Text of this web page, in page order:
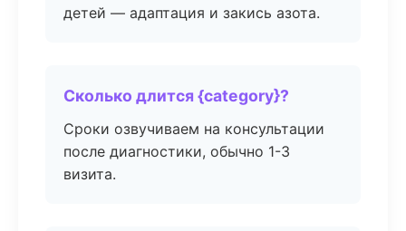
детей — адаптация и закись азота.
Сколько длится {category}?
Сроки озвучиваем на консультации
после диагностики, обычно 1-3
визита.